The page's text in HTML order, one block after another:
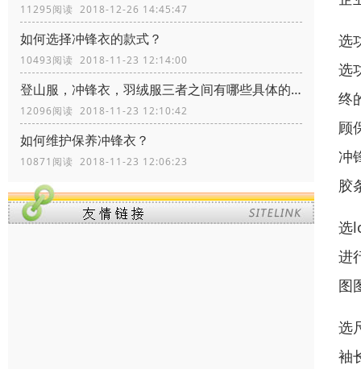
11295阅读 2018-12-26 14:45:47
如何选择冲锋衣的款式？
10493阅读 2018-11-23 12:14:00
登山服，冲锋衣，羽绒服三者之间有哪些具体的区别？
12096阅读 2018-11-23 12:10:42
如何维护保养冲锋衣？
10871阅读 2018-11-23 12:06:23
选
选
终
顾
冲
胶
选
进
图
选
袖